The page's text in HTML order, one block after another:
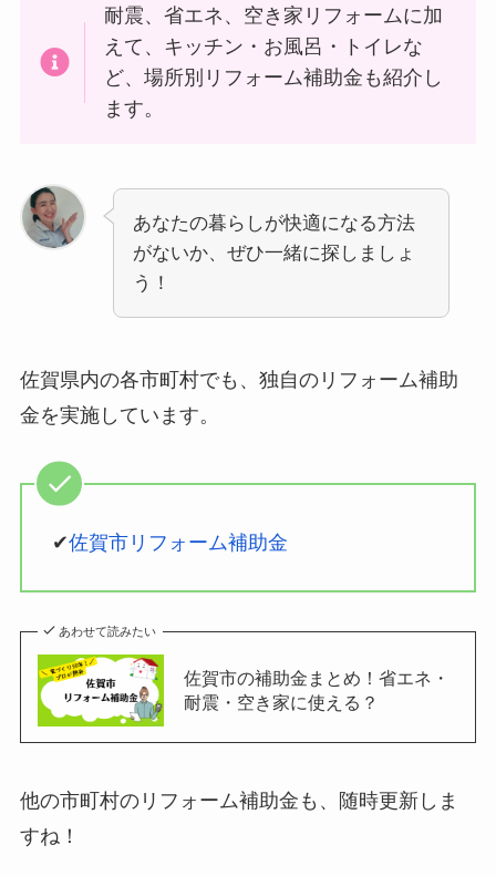
耐震、省エネ、空き家リフォームに加
えて、キッチン・お風呂・トイレな
ど、場所別リフォーム補助金も紹介し
ます。
あなたの暮らしが快適になる方法
がないか、ぜひ一緒に探しましょ
う！
佐賀県内の各市町村でも、独自のリフォーム補助
金を実施しています。
✔佐賀市リフォーム補助金
あわせて読みたい
佐賀市の補助金まとめ！省エネ・
耐震・空き家に使える？
他の市町村のリフォーム補助金も、随時更新しま
すね！